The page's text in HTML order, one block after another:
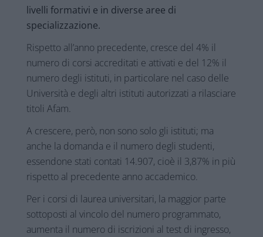
livelli formativi e in diverse aree di
specializzazione.
Rispetto all’anno precedente, cresce del 4% il
numero di corsi accreditati e attivati e del 12% il
numero degli istituti, in particolare nel caso delle
Università e degli altri istituti autorizzati a rilasciare
titoli Afam.
A crescere, però, non sono solo gli istituti; ma
anche la domanda e il numero degli studenti,
essendone stati contati 14.907, cioè il 3,87% in più
rispetto al precedente anno accademico.
Per i corsi di laurea universitari, la maggior parte
sottoposti al vincolo del numero programmato,
aumenta il numero di iscrizioni al test di ingresso,